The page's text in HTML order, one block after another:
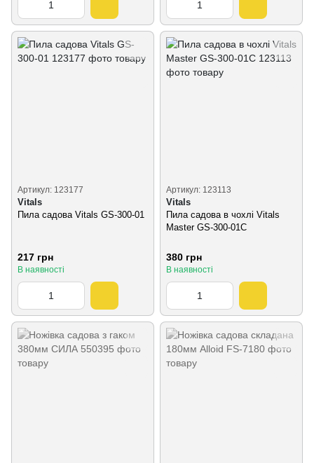
Артикул: 123177
Vitals
Пила садова Vitals GS-300-01
217 грн
В наявності
Артикул: 123113
Vitals
Пила садова в чохлі Vitals
Master GS-300-01C
380 грн
В наявності